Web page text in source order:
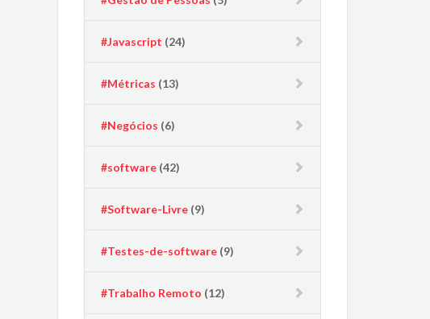
#Javascript (24)
#Métricas (13)
#Negócios (6)
#software (42)
#Software-Livre (9)
#Testes-de-software (9)
#Trabalho Remoto (12)